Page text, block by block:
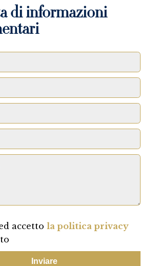
di informazioni
accetto la politica privacy
Inviare